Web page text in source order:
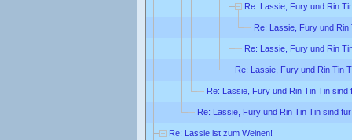
Re: Lassie, Fury und Rin
Re: Lassie, Fury und
Re: Lassie, Fury und Rin
Re: Lassie, Fury und Rin Tin
Re: Lassie, Fury und Rin Tin Tin sind
Re: Lassie, Fury und Rin Tin Tin sind
Re: Lassie ist zum Weinen!